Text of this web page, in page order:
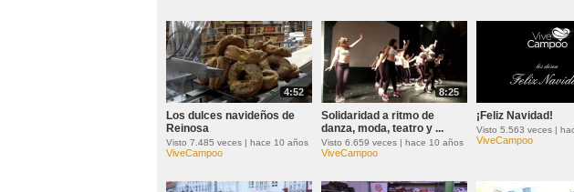
4:52
Los dulces navideños de
Reinosa
Visto 7.485 veces | hace 10 años
ViveCampoo
8:25
Solidaridad a ritmo de
danza, moda, teatro y ...
Visto 6.659 veces | hace 10 años
ViveCampoo
¡Feliz Navidad!
Visto 5.563 veces |
ViveCampoo